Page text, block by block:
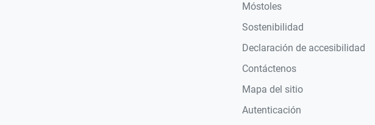
Móstoles
Sostenibilidad
Declaración de accesibilidad
Contáctenos
Mapa del sitio
Autenticación